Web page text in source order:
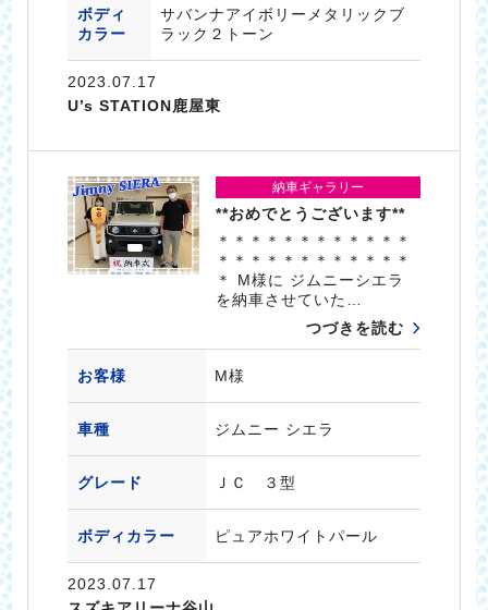
ボディ
カラー
サバンナアイボリーメタリックブ
ラック２トーン
2023.07.17
U’s STATION鹿屋東
納車ギャラリー
**おめでとうございます**
＊＊＊＊＊＊＊＊＊＊＊＊
＊＊＊＊＊＊＊＊＊＊＊＊
＊ M様に ジムニーシエラ
を納車させていた…
つづきを読む
お客様 M様
車種 ジムニー シエラ
グレード ＪＣ ３型
ボディカラー ピュアホワイトパール
2023.07.17